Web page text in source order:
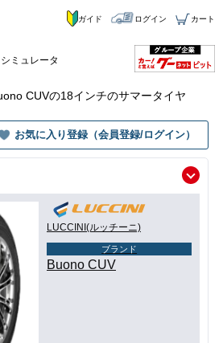
シミュレータ
ガイド ログイン カート
CUVの18インチのサマータイヤ
お気に入り登録（会員登録/ログイン）
LUCCINI(ルッチーニ)
ブランド
Buono CUV